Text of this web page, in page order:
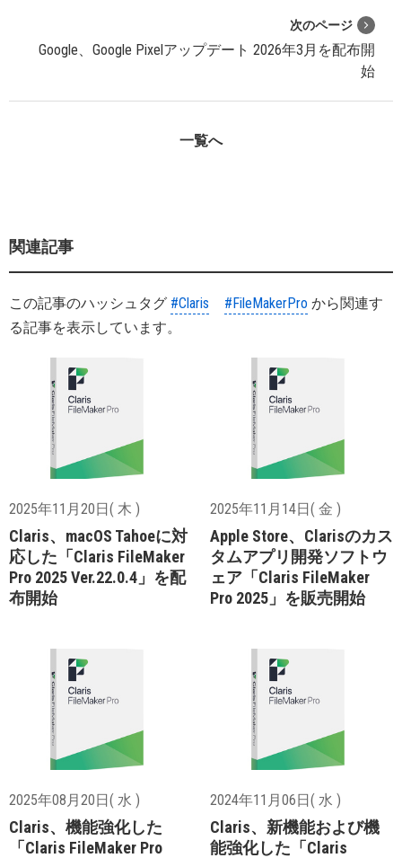
次のページ
Google、Google Pixelアップデート 2026年3月を配布開
始
一覧へ
関連記事
この記事のハッシュタグ #Claris #FileMakerPro から関連す
る記事を表示しています。
2025年11月20日( 木 )
Claris、macOS Tahoeに対
応した「Claris FileMaker
Pro 2025 Ver.22.0.4」を配
布開始
2025年11月14日( 金 )
Apple Store、Clarisのカス
タムアプリ開発ソフトウ
ェア「Claris FileMaker
Pro 2025」を販売開始
2025年08月20日( 水 )
Claris、機能強化した
「Claris FileMaker Pro
2024年11月06日( 水 )
Claris、新機能および機
能強化した「Claris